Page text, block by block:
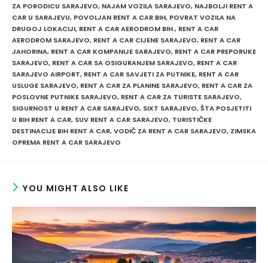
ZA PORODICU SARAJEVO, NAJAM VOZILA SARAJEVO, NAJBOLJI RENT A
CAR U SARAJEVU, POVOLJAN RENT A CAR BIH, POVRAT VOZILA NA
DRUGOJ LOKACIJI, RENT A CAR AERODROM BIH., RENT A CAR
AERODROM SARAJEVO, RENT A CAR CIJENE SARAJEVO, RENT A CAR
JAHORINA, RENT A CAR KOMPANIJE SARAJEVO, RENT A CAR PREPORUKE
SARAJEVO, RENT A CAR SA OSIGURANJEM SARAJEVO, RENT A CAR
SARAJEVO AIRPORT, RENT A CAR SAVJETI ZA PUTNIKE, RENT A CAR
USLUGE SARAJEVO, RENT A CAR ZA PLANINE SARAJEVO, RENT A CAR ZA
POSLOVNE PUTNIKE SARAJEVO, RENT A CAR ZA TURISTE SARAJEVO,
SIGURNOST U RENT A CAR SARAJEVO, SIXT SARAJEVO,ŠTA POSJETITI
U BIH RENT A CAR, SUV RENT A CAR SARAJEVO, TURISTIČKE
DESTINACIJE BIH RENT A CAR,VODIČ ZA RENT A CAR SARAJEVO, ZIMSKA
OPREMA RENT A CAR SARAJEVO
YOU MIGHT ALSO LIKE